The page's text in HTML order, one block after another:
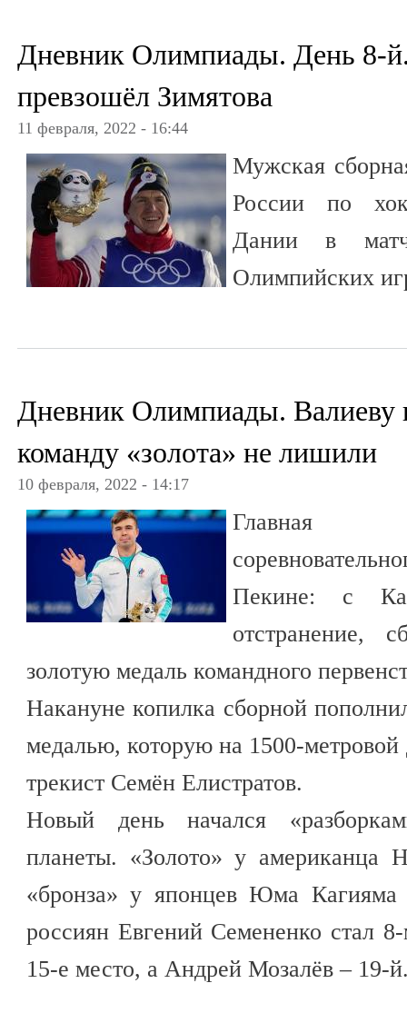
Дневник Олимпиады. День 8-
превзошёл Зимятова
11 февраля, 2022 - 16:44
Мужская
России по
Дании в
Олимпийских
Дневник Олимпиады. Валиеву
команду «золота» не лишили
10 февраля, 2022 - 14:17
Главная
Пекине: с
отстранение,
золотую медаль командного
Накануне копилка сборной
медалью, которую на 1500-метровой
трекист Семён Елистратов.
Новый день начался
планеты. «Золото» у американца
«бронза» у японцев Юма
россиян Евгений Семененко стал
15-е место, а Андрей Мозалёв – 19-